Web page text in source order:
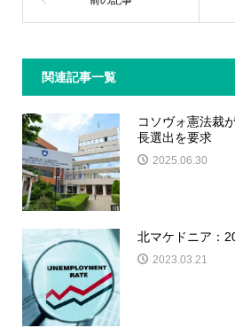
関連記事一覧
コソヴォ憲法裁
長選出を要求
2025.06.30
北マケドニア：
2023.03.21